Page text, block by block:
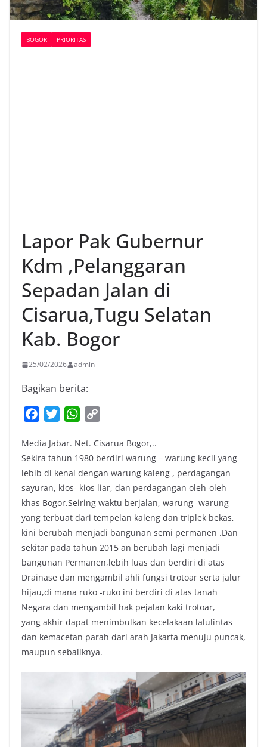
BOGOR PRIORITAS
Lapor Pak Gubernur
Kdm ,Pelanggaran
Sepadan Jalan di
Cisarua,Tugu Selatan
Kab. Bogor
25/02/2026 admin
Bagikan berita:
c
e
b
o
o
k
i
t
t
e
r
W
a
t
s
A
p
p
p
y
L
i
n
k
Media Jabar. Net. Cisarua Bogor,..
Sekira tahun 1980 berdiri warung – warung kecil yang
lebib di kenal dengan warung kaleng , perdagangan
sayuran, kios- kios liar, dan perdagangan oleh-oleh
khas Bogor.Seiring waktu berjalan, warung -warung
yang terbuat dari tempelan kaleng dan triplek bekas,
kini berubah menjadi bangunan semi permanen .Dan
sekitar pada tahun 2015 an berubah lagi menjadi
bangunan Permanen,lebih luas dan berdiri di atas
Drainase dan mengambil ahli fungsi trotoar serta jalur
hijau,di mana ruko -ruko ini berdiri di atas tanah
Negara dan mengambil hak pejalan kaki trotoar,
yang akhir dapat menimbulkan kecelakaan lalulintas
dan kemacetan parah dari arah Jakarta menuju puncak,
maupun sebaliknya.